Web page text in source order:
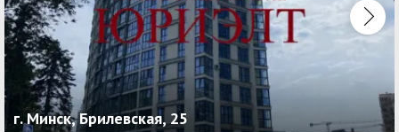
г. Минск, Брилевская, 25